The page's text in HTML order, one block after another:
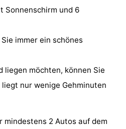
Sonnenschirm und 6
immer ein schönes
liegen möchten, können Sie
nur wenige Gehminuten
mindestens 2 Autos auf dem